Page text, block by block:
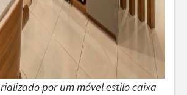
por um móvel estilo caixa